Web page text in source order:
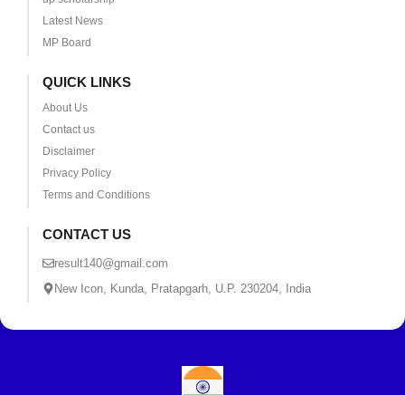
Latest News
MP Board
QUICK LINKS
About Us
Contact us
Disclaimer
Privacy Policy
Terms and Conditions
CONTACT US
result140@gmail.com
New Icon, Kunda, Pratapgarh, U.P. 230204, India